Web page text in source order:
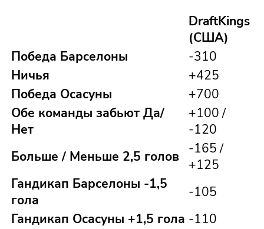
DraftKings
(США)
Победа Барселоны
-310
Ничья
+425
Победа Осасуны
+700
Обе команды забьют Да/
Нет
+100 /
-120
Больше / Меньше 2,5 голов
-165 /
+125
Гандикап Барселоны -1,5
гола
-105
Гандикап Осасуны +1,5 гола -110